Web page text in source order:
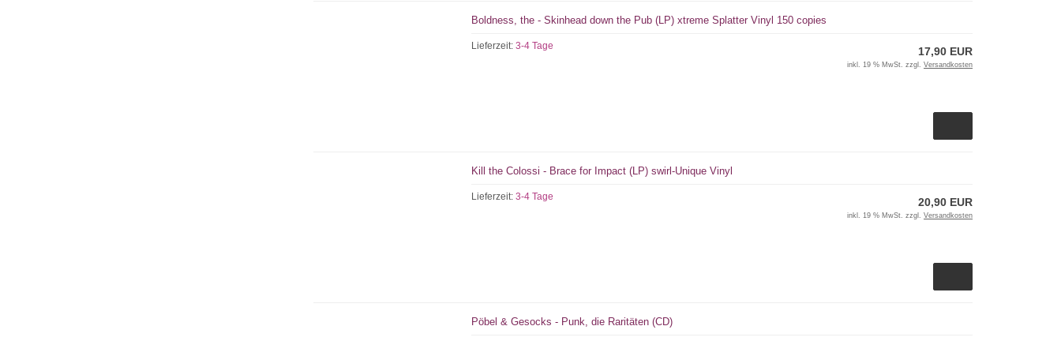
Boldness, the - Skinhead down the Pub (LP) xtreme Splatter Vinyl 150 copies
Lieferzeit:3-4 Tage 17,90 EUR
inkl. 19 % MwSt. zzgl. Versandkosten
Kill the Colossi - Brace for Impact (LP) swirl-Unique Vinyl
Lieferzeit:3-4 Tage 20,90 EUR
inkl. 19 % MwSt. zzgl. Versandkosten
Pöbel & Gesocks - Punk, die Raritäten (CD)